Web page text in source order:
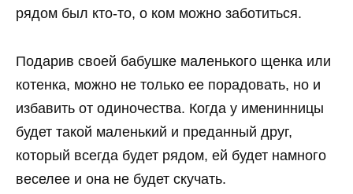
рядом был кто-то, о ком можно заботиться.
Подарив своей бабушке маленького щенка или
котенка, можно не только ее порадовать, но и
избавить от одиночества. Когда у именинницы
будет такой маленький и преданный друг,
который всегда будет рядом, ей будет намного
веселее и она не будет скучать.